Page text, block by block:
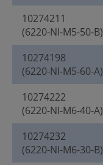
10274211
(6220-NI-M5-50-B)
10274198
(6220-NI-M5-60-A)
10274222
(6220-NI-M6-40-A)
10274232
(6220-NI-M6-30-B)